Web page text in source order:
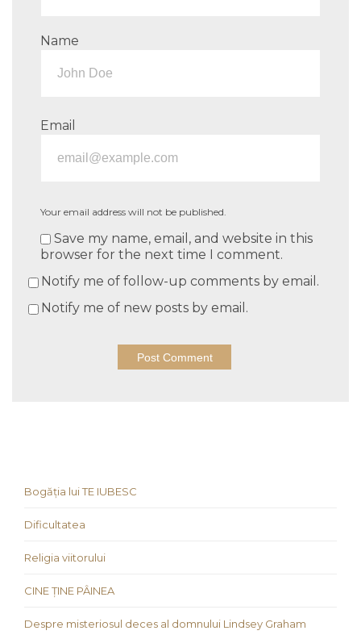
Name
Email
Your email address will not be published.
Save my name, email, and website in this
browser for the next time I comment.
Notify me of follow-up comments by email.
Notify me of new posts by email.
Bogăția lui TE IUBESC
Dificultatea
Religia viitorului
CINE ȚINE PÂINEA
Despre misteriosul deces al domnului Lindsey Graham